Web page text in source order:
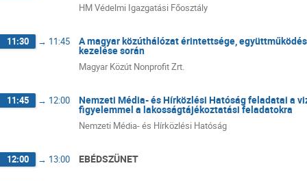
HM Védelmi Igazgatási Főosztály
11:30 → 11:45 A magyar közúthálózat érintettsége,
kezelése során
Magyar Közút Nonprofit Zrt.
11:45 → 12:00 Nemzeti Média- és Hírközlési Hatóság feladatai a
figyelemmel a lakosságtájékoztatási feladatokra
Nemzeti Média- és Hírközlési Hatóság
12:00 → 13:00 EBÉDSZÜNET